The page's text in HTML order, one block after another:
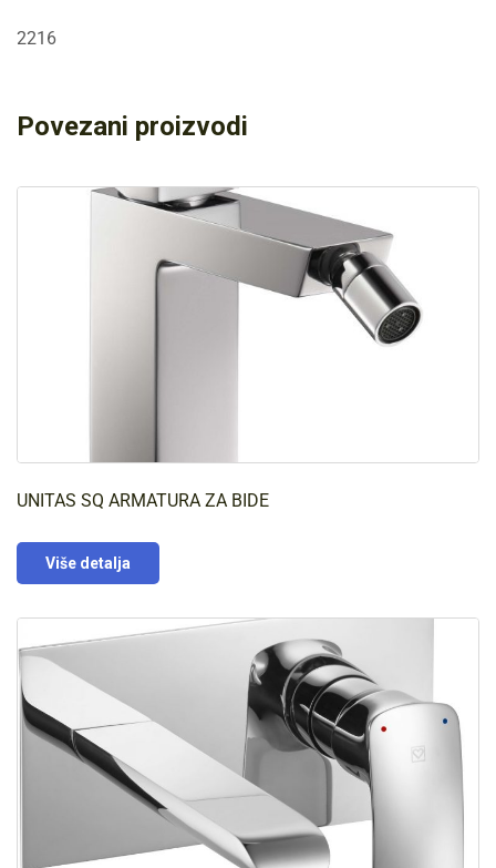
2216
Povezani proizvodi
UNITAS SQ ARMATURA ZA BIDE
Više detalja